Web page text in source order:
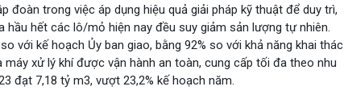
đoàn trong việc áp dụng hiệu quả giải pháp kỹ thuật để duy trì,
hết các lô/mỏ hiện nay đều suy giảm sản lượng tự nhiên.
với kế hoạch Ủy ban giao, bằng 92% so với khả năng khai thác
xử lý khí được vận hành an toàn, cung cấp tối đa theo nhu
đạt 7,18 tỷ m3, vượt 23,2% kế hoạch năm.